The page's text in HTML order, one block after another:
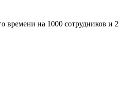
времени на 1000 сотрудников и